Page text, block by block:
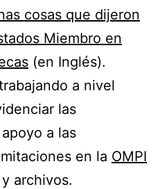
cosas que dijeron
Miembro en
(en Inglés).
a nivel
las
a las
en la OMPI
archivos.